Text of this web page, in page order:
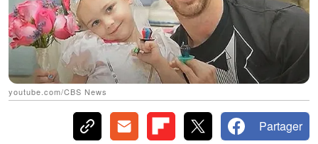
youtube.com/CBS News
Partager